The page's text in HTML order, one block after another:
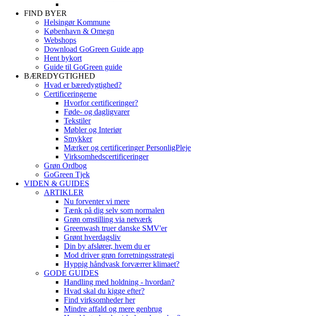
FIND BYER
Helsingør Kommune
København & Omegn
Webshops
Download GoGreen Guide app
Hent bykort
Guide til GoGreen guide
BÆREDYGTIGHED
Hvad er bæredygtighed?
Certificeringerne
Hvorfor certificeringer?
Føde- og dagligvarer
Tekstiler
Møbler og Interiør
Smykker
Mærker og certificeringer PersonligPleje
Virksomhedscertificeringer
Grøn Ordbog
GoGreen Tjek
VIDEN & GUIDES
ARTIKLER
Nu forventer vi mere
Tænk på dig selv som normalen
Grøn omstilling via netværk
Greenwash truer danske SMV'er
Grønt hverdagsliv
Din by afslører, hvem du er
Mod driver grøn forretningsstrategi
Hyppig håndvask forværrer klimaet?
GODE GUIDES
Handling med holdning - hvordan?
Hvad skal du kigge efter?
Find virksomheder her
Mindre affald og mere genbrug